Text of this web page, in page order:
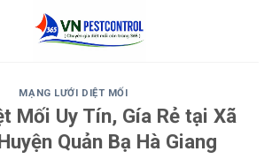
MẠNG LƯỚI DIỆT MỐI
Mối Uy Tín, Gía Rẻ tại Xã
Quản Bạ Hà Giang